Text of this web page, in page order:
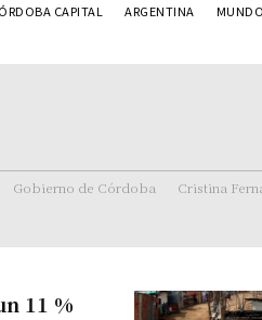
CAPITAL ARGENTINA MUNDO
Gobierno de Córdoba Cristina
11 %